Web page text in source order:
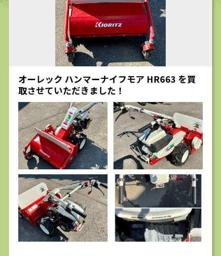
オーレック ハンマーナイフモア HR663 を買
取させていただきました！